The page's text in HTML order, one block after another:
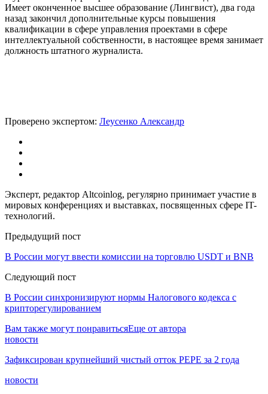
Имеет оконченное высшее образование (Лингвист), два года
назад закончил дополнительные курсы повышения
квалификации в сфере управления проектами в сфере
интеллектуальной собственности, в настоящее время занимает
должность штатного журналиста.
Проверено экспертом: Леусенко Александр
Эксперт, редактор Altcoinlog, регулярно принимает участие в
мировых конференциях и выставках, посвященных сфере IT-
технологий.
Предыдущий пост
В России могут ввести комиссии на торговлю USDT и BNB
Следующий пост
В России синхронизируют нормы Налогового кодекса с
крипторегулированием
Вам также могут понравитьсяЕще от автора
новости
Зафиксирован крупнейший чистый отток PEPE за 2 года
новости